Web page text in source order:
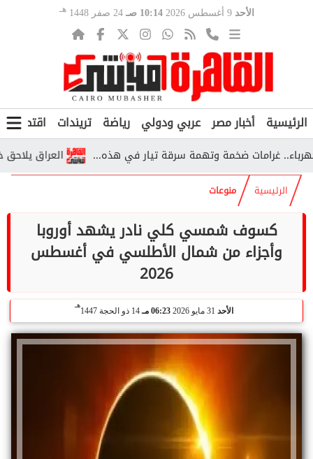
الأحد 9 أغسطس 2026 10:14 صـ 24 صفر 1448 هـ
الرئيسية أخبار مصر عربي ودولي رياضة تريندات اقتصاد
العراق يلاحق غرامات ضخمة وتهمة سرقة تيار في هذه...
الرئيسية منوعات
كسوف شمسي كلي نادر يشهد أوروبا
وأجزاء من شمال الأطلسي في أغسطس
2026
الأحد 06:23 مـ 14 ذو الحجة 1447
هـ